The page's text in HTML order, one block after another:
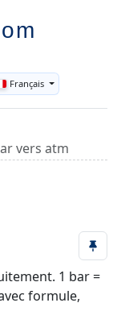
Français
vers atm
1 bar =
formule,